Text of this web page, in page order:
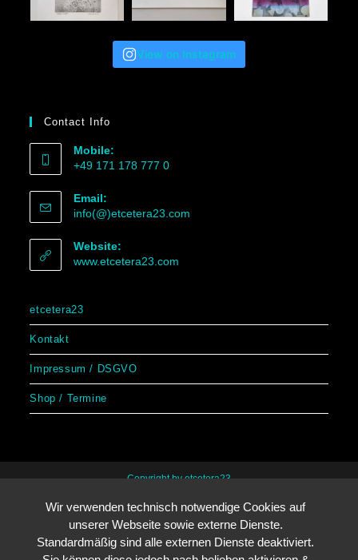
View on Instagram
Contact Info
Mobile:
+49 171 178 777 0
Email:
info(@)etcetera23.com
Website:
www.etcetera23.com
etcetera23
Kontakt
Impressum / DSGVO
Shop / Termine
Copyright by etcetera23
Wir verwenden technisch notwendige Cookies auf
unserer Webseite sowie externe Dienste.
Standardmäßig sind alle externen Dienste deaktiviert.